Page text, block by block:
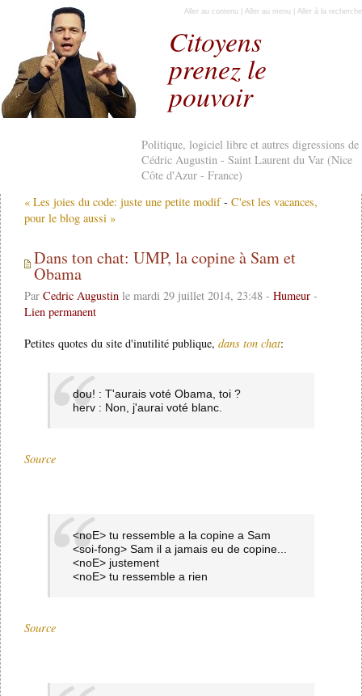
Citoyens
prenez le
pouvoir
Politique, logiciel libre et autres digressions de
Cédric Augustin - Saint Laurent du Var (Nice
Côte d'Azur - France)
Aller au contenu Aller au menu Aller à la recherche
« Les joies du code: juste une petite modif - C'est les vacances,
pour le blog aussi »
Dans ton chat: UMP, la copine à Sam et
Obama
Par Cedric Augustinle mardi 29 juillet 2014, 23:48 - Humeur-
Lien permanent
Petites quotes du site d'inutilité publique, dans ton chat:
dou! : T'aurais voté Obama, toi ?
herv : Non, j'aurai voté blanc.
Source
<noE> tu ressemble a la copine a Sam
<soi-fong> Sam il a jamais eu de copine...
<noE> justement
<noE> tu ressemble a rien
Source